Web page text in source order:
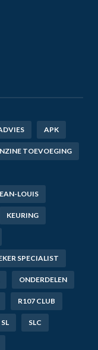
APK
TOEVOEGING
LOUIS
KEURING
SPECIALIST
ONDERDELEN
R107 CLUB
SL SLC